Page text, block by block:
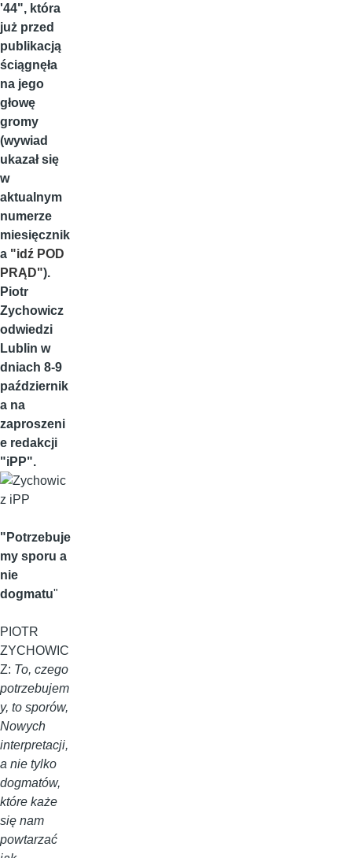
'44", która
już przed
publikacją
ściągnęła
na jego
głowę
gromy
(wywiad
ukazał się
w
aktualnym
numerze
miesięcznik
a "idź POD
PRĄD").
Piotr
Zychowicz
odwiedzi
Lublin w
dniach 8-9
październik
a na
zaproszeni
e redakcji
"iPP".
"Potrzebuje
my sporu a
nie
dogmatu"
PIOTR
ZYCHOWIC
Z: To, czego
potrzebujem
y, to sporów,
Nowych
interpretacji,
a nie tylko
dogmatów,
które każe
się nam
powtarzać